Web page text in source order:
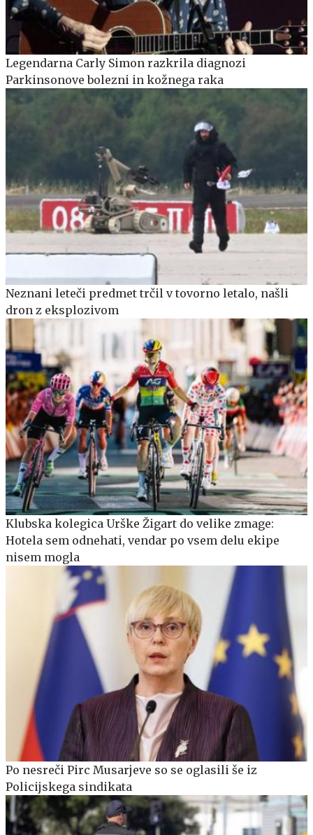
Legendarna Carly Simon razkrila diagnozi
Parkinsonove bolezni in kožnega raka
Neznani leteči predmet trčil v tovorno letalo, našli
dron z eksplozivom
Klubska kolegica Urške Žigart do velike zmage:
Hotela sem odnehati, vendar po vsem delu ekipe
nisem mogla
Po nesreči Pirc Musarjeve so se oglasili še iz
Policijskega sindikata